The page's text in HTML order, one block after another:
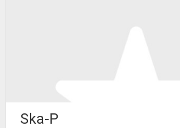
Ska-P